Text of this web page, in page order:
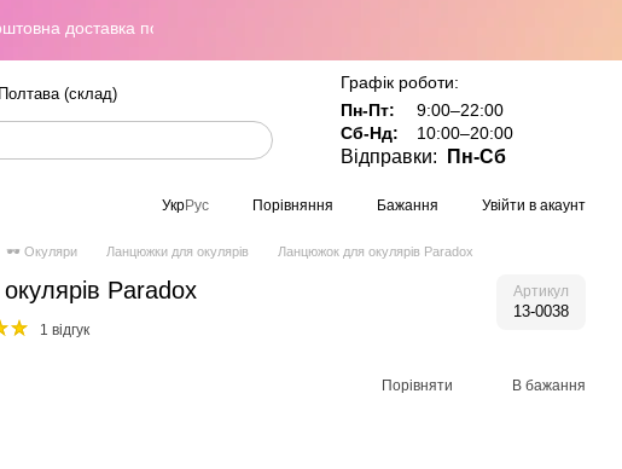
доставка по всій Україні при замовленні від 800 грн
(склад)
Графік роботи:
Пн-Пт:
9:00–22:00
Сб-Нд:
10:00–20:00
Відправки: Пн-Сб
УкрРус Порівняння Бажання Увійти в акаунт
🕶 Окуляри Ланцюжки для окулярів Ланцюжок для окулярів Paradox
Paradox Артикул
13-0038
1 відгук
Порівняти В бажання